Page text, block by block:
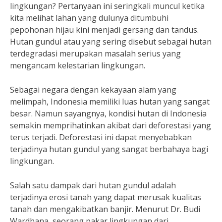
lingkungan? Pertanyaan ini seringkali muncul ketika
kita melihat lahan yang dulunya ditumbuhi
pepohonan hijau kini menjadi gersang dan tandus.
Hutan gundul atau yang sering disebut sebagai hutan
terdegradasi merupakan masalah serius yang
mengancam kelestarian lingkungan.
Sebagai negara dengan kekayaan alam yang
melimpah, Indonesia memiliki luas hutan yang sangat
besar. Namun sayangnya, kondisi hutan di Indonesia
semakin memprihatinkan akibat dari deforestasi yang
terus terjadi. Deforestasi ini dapat menyebabkan
terjadinya hutan gundul yang sangat berbahaya bagi
lingkungan.
Salah satu dampak dari hutan gundul adalah
terjadinya erosi tanah yang dapat merusak kualitas
tanah dan mengakibatkan banjir. Menurut Dr. Budi